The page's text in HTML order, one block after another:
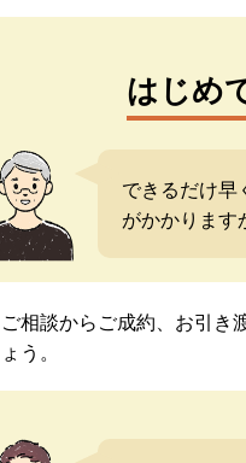
はじめ
できるだけ早
がかかります
ご相談からご成約、お引き
ょう。